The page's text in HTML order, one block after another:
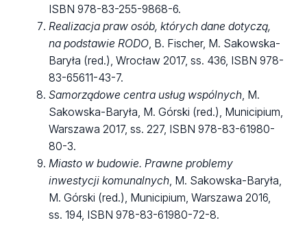
ISBN 978-83-255-9868-6.
Realizacja praw osób, których dane dotyczą,
na podstawie RODO, B. Fischer, M. Sakowska-
Baryła (red.), Wrocław 2017, ss. 436, ISBN 978-
83-65611-43-7.
Samorządowe centra usług wspólnych, M.
Sakowska-Baryła, M. Górski (red.), Municipium,
Warszawa 2017, ss. 227, ISBN 978-83-61980-
80-3.
Miasto w budowie. Prawne problemy
inwestycji komunalnych, M. Sakowska-Baryła,
M. Górski (red.), Municipium, Warszawa 2016,
ss. 194, ISBN 978-83-61980-72-8.